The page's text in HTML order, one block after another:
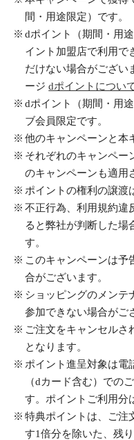
間・用途限定）です。
dポイント（期間・用
イント加盟店で利用で
だけない場合がござい
ージdポイントについ
dポイント（期間・用
ブ会員限定です。
他のキャンペーンと本
それぞれのキャンペー
のキャンペーンも適用
ポイントの権利の譲渡
不正行為、利用規約違
ると弊社が判断した場
す。
このキャンペーンは予
合がございます。
ショッピングのメンテ
参加できない場合がご
ご注文をキャンセルさ
となります。
ポイント進呈対象は電
（dカード含む）での
す。ポイントご利用分
特典ポイントは、ご注
す1倍分を除いた、残